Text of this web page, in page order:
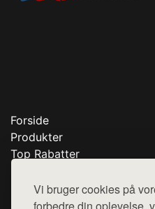
Vi bruger cookies på
Forside
Produkter
Top Rabatter
Kontakt